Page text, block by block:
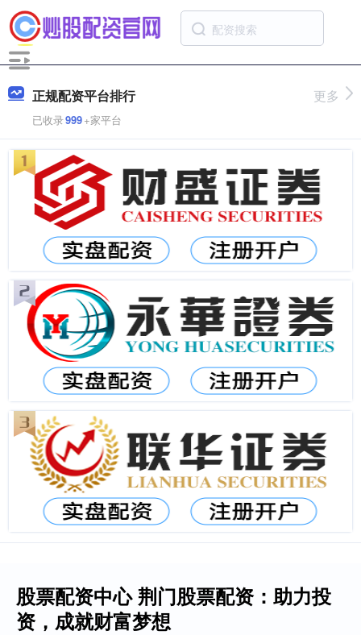
正规配资平台排行
已收录999+家平台
更多
股票配资中心 荆门股票配资：助力投
资，成就财富梦想